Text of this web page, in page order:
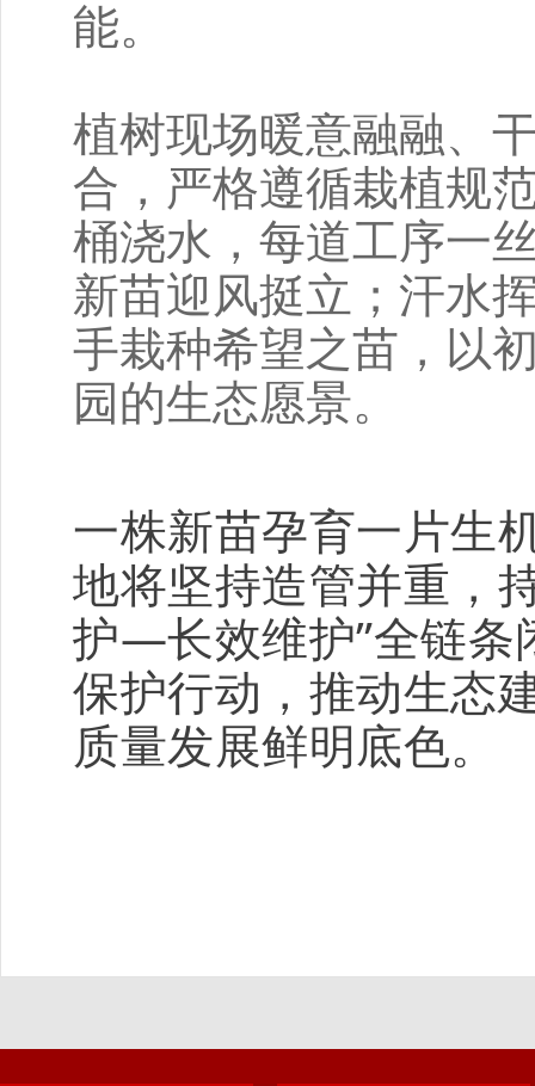
能。
植树现场暖意融融、
合，严格遵循栽植规
桶浇水，每道工序一
新苗迎风挺立；汗水
手栽种希望之苗，以
园的生态愿景。
一株新苗孕育一片生
地将坚持造管并重，
护—长效维护”全链条
保护行动，推动生态
质量发展鲜明底色。